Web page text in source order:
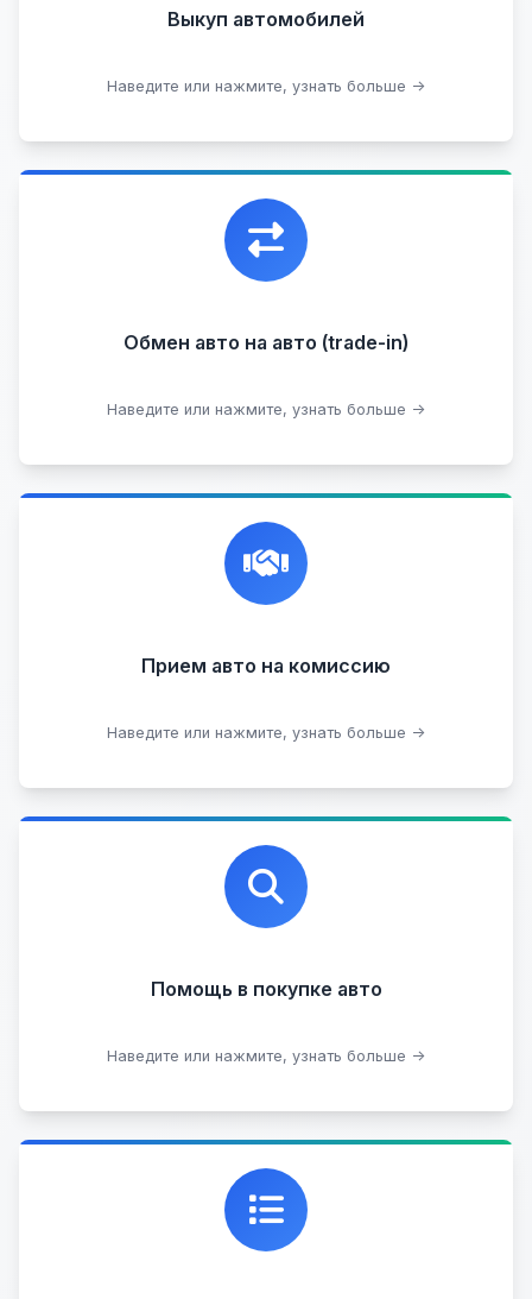
Выкуп автомобилей
Наведите или нажмите, узнать больше →
Проблемные
В залоге
Узнать стоимость
Обмен авто на авто (trade-in)
Наведите или нажмите, узнать больше →
Уникальная возможность обменять ваш
автомобиль с доплатой, подобрав вам
подходящий вариант.
Подобрать авто
Прием авто на комиссию
Наведите или нажмите, узнать больше →
Честная и профессиональная экспертиза, реклама,
переговоры с клиентами, подготовка документов,
сопровождение сделки.
Прием битых авто
Оставить на комиссии
Помощь в покупке авто
Наведите или нажмите, узнать больше →
Профессиональная помощь в выборе автомобиля
на любых торговых площадках с проверкой
юридической чистоты.
Подобрать авто
Каталог проверенных автомобилей в отличном
состоянии, где вы можете найти подробную
информацию о каждом авто.